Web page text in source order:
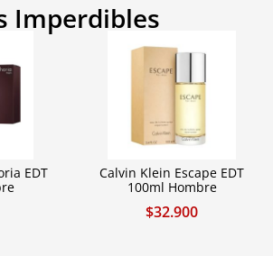
Imperdibles
EDT
Calvin Klein Escape EDT
100ml Hombre
$32.900